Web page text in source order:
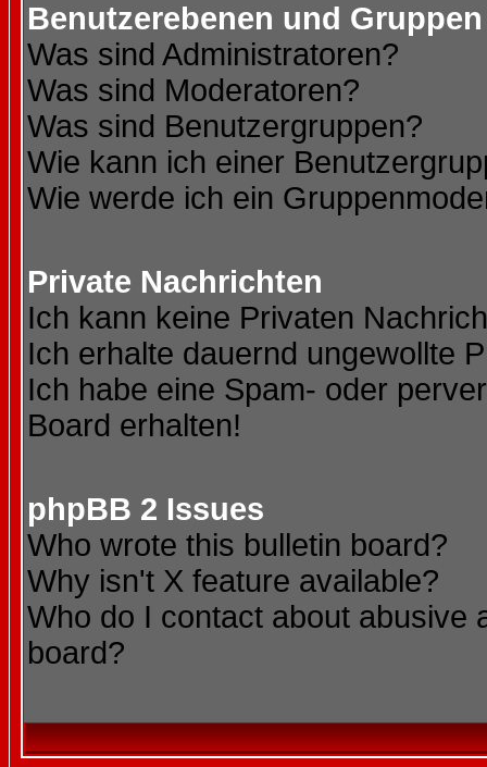
Benutzerebenen und Gruppen
Was sind Administratoren?
Was sind Moderatoren?
Was sind Benutzergruppen?
Wie kann ich einer
Wie werde ich ein
Private Nachrichten
Ich kann keine Privaten
Ich erhalte dauernd ungewollte
Ich habe eine Spam- oder
Board erhalten!
phpBB 2 Issues
Who wrote this bulletin board?
Why isn't X feature available?
Who do I contact about abusive
board?